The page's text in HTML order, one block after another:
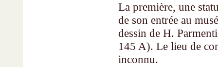
La première, une
de son entrée au
dessin de H.
145 A). Le lieu de
inconnu.